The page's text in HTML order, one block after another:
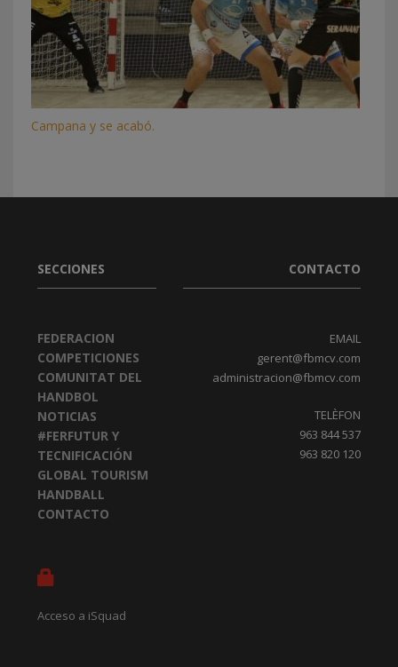
Campana y se acabó.
SECCIONES
FEDERACION
COMPETICIONES
COMUNITAT DEL
HANDBOL
NOTICIAS
#FERFUTUR Y
TECNIFICACIÓN
GLOBAL TOURISM
HANDBALL
CONTACTO
Acceso a iSquad
CONTACTO
EMAIL
gerent@fbmcv.com
administracion@fbmcv.com
TELÈFON
963 844 537
963 820 120